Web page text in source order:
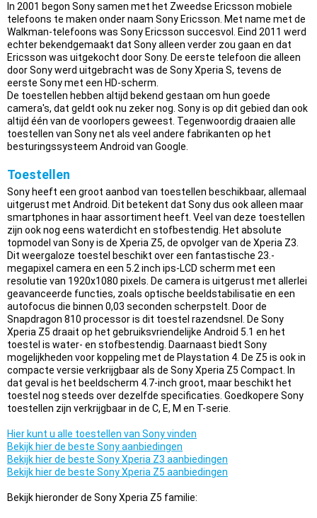
In 2001 begon Sony samen met het Zweedse Ericsson mobiele
telefoons te maken onder naam Sony Ericsson. Met name met de
Walkman-telefoons was Sony Ericsson succesvol. Eind 2011 werd
echter bekendgemaakt dat Sony alleen verder zou gaan en dat
Ericsson was uitgekocht door Sony. De eerste telefoon die alleen
door Sony werd uitgebracht was de Sony Xperia S, tevens de
eerste Sony met een HD-scherm.
De toestellen hebben altijd bekend gestaan om hun goede
camera's, dat geldt ook nu zeker nog. Sony is op dit gebied dan ook
altijd één van de voorlopers geweest. Tegenwoordig draaien alle
toestellen van Sony net als veel andere fabrikanten op het
besturingssysteem Android van Google.
Toestellen
Sony heeft een groot aanbod van toestellen beschikbaar, allemaal
uitgerust met Android. Dit betekent dat Sony dus ook alleen maar
smartphones in haar assortiment heeft. Veel van deze toestellen
zijn ook nog eens waterdicht en stofbestendig. Het absolute
topmodel van Sony is de Xperia Z5, de opvolger van de Xperia Z3.
Dit weergaloze toestel beschikt over een fantastische 23.-
megapixel camera en een 5.2 inch ips-LCD scherm met een
resolutie van 1920x1080 pixels. De camera is uitgerust met allerlei
geavanceerde functies, zoals optische beeldstabilisatie en een
autofocus die binnen 0,03 seconden scherpstelt. Door de
Snapdragon 810 processor is dit toestel razendsnel. De Sony
Xperia Z5 draait op het gebruiksvriendelijke Android 5.1 en het
toestel is water- en stofbestendig. Daarnaast biedt Sony
mogelijkheden voor koppeling met de Playstation 4. De Z5 is ook in
compacte versie verkrijgbaar als de Sony Xperia Z5 Compact. In
dat geval is het beeldscherm 4.7-inch groot, maar beschikt het
toestel nog steeds over dezelfde specificaties. Goedkopere Sony
toestellen zijn verkrijgbaar in de C, E, M en T-serie.
Hier kunt u alle toestellen van Sony vinden
Bekijk hier de beste Sony aanbiedingen
Bekijk hier de beste Sony Xperia Z3 aanbiedingen
Bekijk hier de beste Sony Xperia Z5 aanbiedingen
Bekijk hieronder de Sony Xperia Z5 familie: